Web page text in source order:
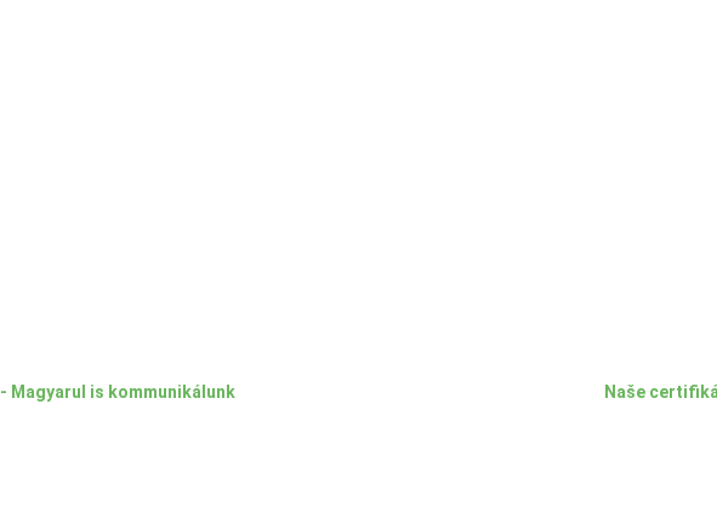
- Magyarul is kommunikálunk Naše